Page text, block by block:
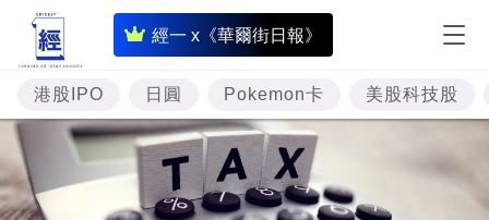
經一 x《華爾街日報》
即
時
財
經
專
題
港股IPO 日圓 Pokemon卡 美股科技股